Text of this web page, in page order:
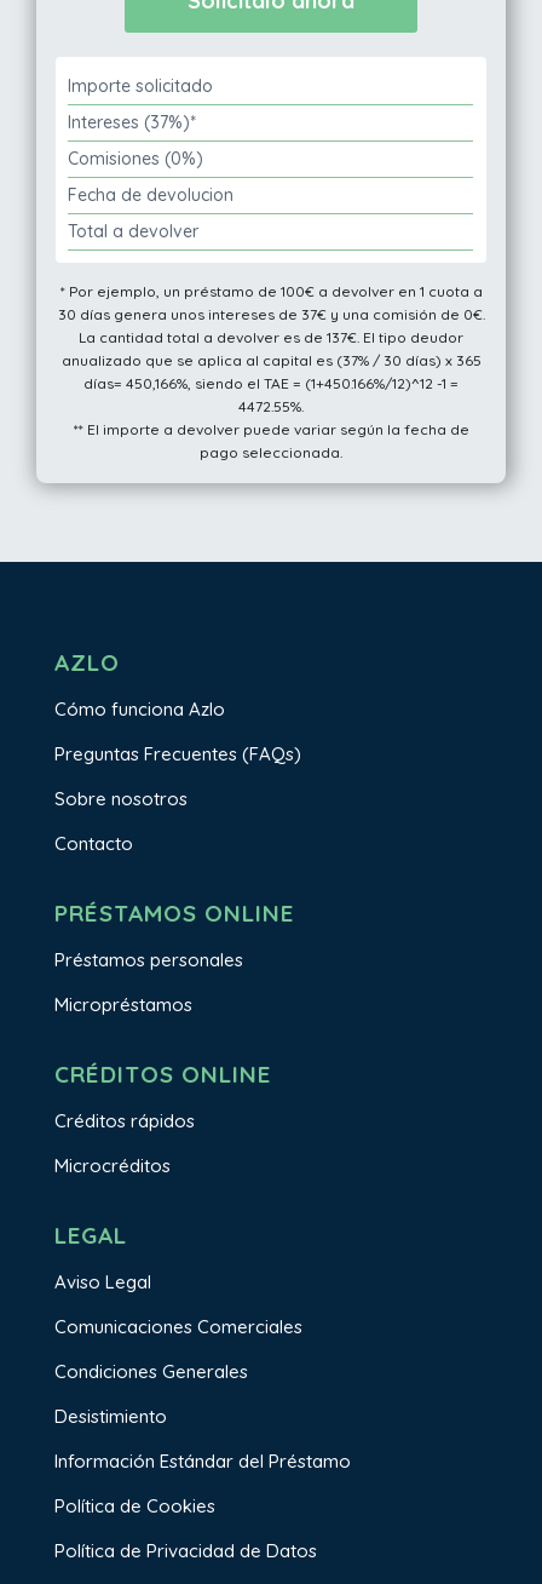
Importe solicitado
Intereses (37%)*
Comisiones (0%)
Fecha de devolucion
Total a devolver
* Por ejemplo, un préstamo de 100€ a devolver en 1 cuota a
30 días genera unos intereses de 37€ y una comisión de 0€.
La cantidad total a devolver es de 137€. El tipo deudor
anualizado que se aplica al capital es (37% / 30 días) x 365
días= 450,166%, siendo el TAE = (1+450.166%/12)^12 -1 =
4472.55%.
** El importe a devolver puede variar según la fecha de
pago seleccionada.
AZLO
Cómo funciona Azlo
Preguntas Frecuentes (FAQs)
Sobre nosotros
Contacto
PRÉSTAMOS ONLINE
Préstamos personales
Micropréstamos
CRÉDITOS ONLINE
Créditos rápidos
Microcréditos
LEGAL
Aviso Legal
Comunicaciones Comerciales
Condiciones Generales
Desistimiento
Información Estándar del Préstamo
Política de Cookies
Política de Privacidad de Datos